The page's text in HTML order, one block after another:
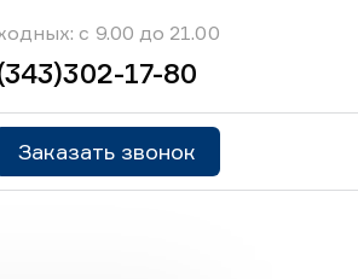
с 9.00 до 21.00
17-80
Заказать звонок